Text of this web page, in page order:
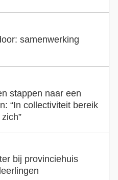
samenwerking
stappen naar een
“In collectiviteit bereik
bij provinciehuis